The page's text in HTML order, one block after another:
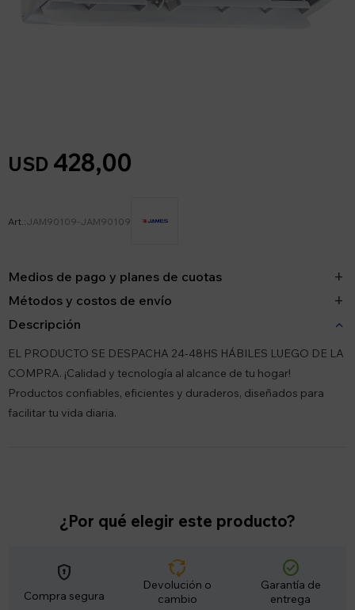
USD 428,00
JAM90109-JAM90109
Medios de pago y planes de cuotas
Métodos y costos de envío
Descripción
EL PRODUCTO SE DESPACHA 24-48HS HÁBILES LUEGO DE LA
COMPRA. ¡Calidad y tecnología al alcance de tu hogar!
Productos confiables, eficientes y duraderos, diseñados para
facilitar tu vida diaria.
¿Por qué elegir este producto?
encrypted
Compra segura
cycle
Devolución o
cambio
check_circle
Garantía de
entrega